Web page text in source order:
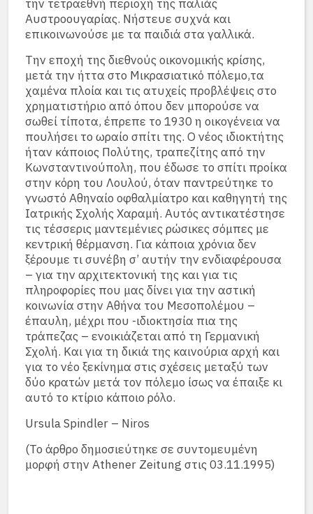
την τετραεθνή περιοχή της παλιάς
Αυστροουγαρίας. Νήστευε συχνά και
επικοινωνούσε με τα παιδιά στα γαλλικά.
Την εποχή της διεθνούς οικονομικής κρίσης,
μετά την ήττα στο Μικρασιατικό πόλεμο,τα
χαμένα πλοία και τις ατυχείς προβλέψεις στο
χρηματιστήριο από όπου δεν μπορούσε να
σωθεί τίποτα, έπρεπε το 1930 η οικογένεια να
πουλήσει το ωραίο σπίτι της. Ο νέος ιδιοκτήτης
ήταν κάποιος Πολύτης, τραπεζίτης από την
Κωνσταντινούπολη, που έδωσε το σπίτι προίκα
στην κόρη του Λουλού, όταν παντρεύτηκε το
γνωστό Αθηναίο οφθαλμίατρο και καθηγητή της
Ιατρικής Σχολής Χαραμή. Αυτός αντικατέστησε
τις τέσσερις μαντεμένιες ρώσικες σόμπες με
κεντρική θέρμανση. Για κάποια χρόνια δεν
ξέρουμε τι συνέβη σ’ αυτήν την ενδιαφέρουσα
– για την αρχιτεκτονική της και για τις
πληροφορίες που μας δίνει για την αστική
κοινωνία στην Αθήνα του Μεσοπολέμου –
έπαυλη, μέχρι που -ιδιοκτησία πια της
τράπεζας – ενοικιάζεται από τη Γερμανική
Σχολή. Και για τη δικιά της καινούρια αρχή και
για το νέο ξεκίνημα στις σχέσεις μεταξύ των
δύο κρατών μετά τον πόλεμο ίσως να έπαιξε κι
αυτό το κτίριο κάποιο ρόλο.
Ursula Spindler – Niros
(Το άρθρο δημοσιεύτηκε σε συντομευμένη
μορφή στην Athener Zeitung στις 03.11.1995)